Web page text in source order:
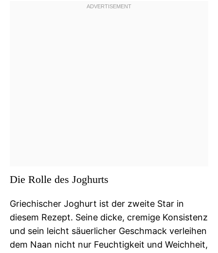
Die Rolle des Joghurts
Griechischer Joghurt ist der zweite Star in
diesem Rezept. Seine dicke, cremige Konsistenz
und sein leicht säuerlicher Geschmack verleihen
dem Naan nicht nur Feuchtigkeit und Weichheit,